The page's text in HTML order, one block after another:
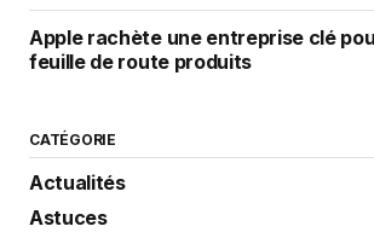
Apple rachète une entreprise clé
feuille de route produits
CATÉGORIE
Actualités
Astuces